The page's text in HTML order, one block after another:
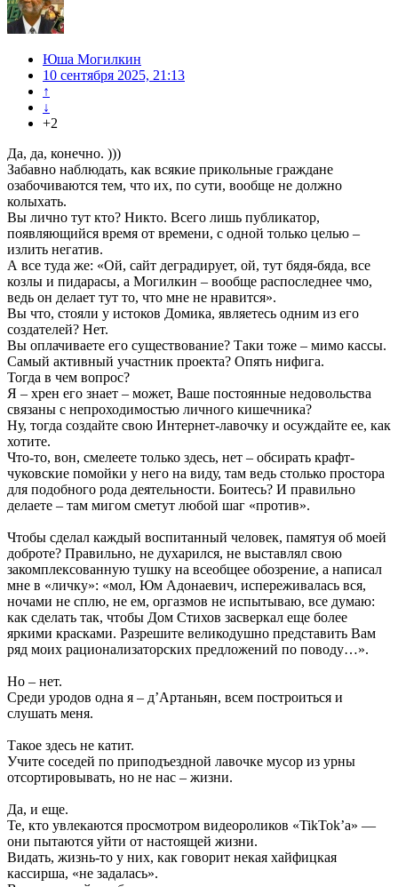
Юша Могилкин
10 сентября 2025, 21:13
↑
↓
+2
Да, да, конечно. )))
Забавно наблюдать, как всякие прикольные граждане
озабочиваются тем, что их, по сути, вообще не должно
колыхать.
Вы лично тут кто? Никто. Всего лишь публикатор,
появляющийся время от времени, с одной только целью –
излить негатив.
А все туда же: «Ой, сайт деградирует, ой, тут бядя-бяда, все
козлы и пидарасы, а Могилкин – вообще распоследнее чмо,
ведь он делает тут то, что мне не нравится».
Вы что, стояли у истоков Домика, являетесь одним из его
создателей? Нет.
Вы оплачиваете его существование? Таки тоже – мимо кассы.
Самый активный участник проекта? Опять нифига.
Тогда в чем вопрос?
Я – хрен его знает – может, Ваше постоянные недовольства
связаны с непроходимостью личного кишечника?
Ну, тогда создайте свою Интернет-лавочку и осуждайте ее, как
хотите.
Что-то, вон, смелеете только здесь, нет – обсирать крафт-
чуковские помойки у него на виду, там ведь столько простора
для подобного рода деятельности. Боитесь? И правильно
делаете – там мигом сметут любой шаг «против».
Чтобы сделал каждый воспитанный человек, памятуя об моей
доброте? Правильно, не духарился, не выставлял свою
закомплексованную тушку на всеобщее обозрение, а написал
мне в «личку»: «мол, Юм Адонаевич, испереживалась вся,
ночами не сплю, не ем, оргазмов не испытываю, все думаю:
как сделать так, чтобы Дом Стихов засверкал еще более
яркими красками. Разрешите великодушно представить Вам
ряд моих рационализаторских предложений по поводу…».
Но – нет.
Среди уродов одна я – д’Артаньян, всем построиться и
слушать меня.
Такое здесь не катит.
Учите соседей по приподъездной лавочке мусор из урны
отсортировывать, но не нас – жизни.
Да, и еще.
Те, кто увлекаются просмотром видеороликов «TikTok’а» —
они пытаются уйти от настоящей жизни.
Видать, жизнь-то у них, как говорит некая хайфицкая
кассирша, «не задалась».